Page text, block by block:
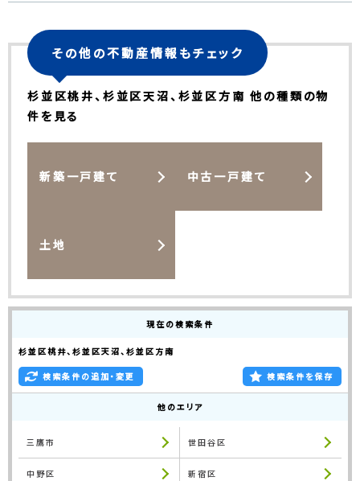
その他の不動産情報もチェック
杉並区桃井、杉並区天沼、杉並区方南 他の種類の物
件を見る
新築一戸建て 中古一戸建て
土地
現在の検索条件
杉並区桃井、杉並区天沼、杉並区方南
検索条件の追加・変更 検索条件を保存
他のエリア
三鷹市 世田谷区
中野区 新宿区